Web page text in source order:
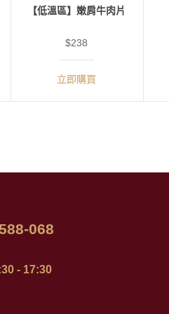
【低溫區】嫩肩牛肉片
$238
立即購買
068
- 17:30